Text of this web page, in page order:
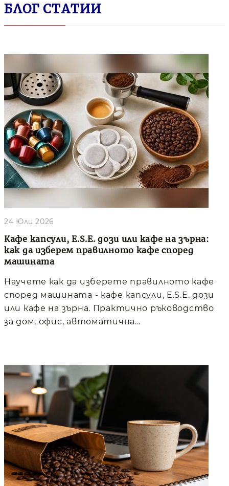
БЛОГ СТАТИИ
Кафе капсули, E.S.E. дози или кафе на зърна:
как да изберем правилното кафе според
машината
24 Юли 2026
Научете как да изберете правилното кафе
според машината - кафе капсули, E.S.E. дози
или кафе на зърна. Практично ръководство
за дом, офис, автоматична...